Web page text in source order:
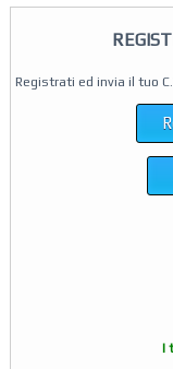
Registrati ed invia il tuo
I